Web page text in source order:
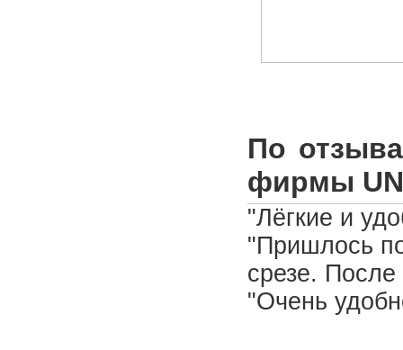
По
фирмы
"Лёгкие и
"Пришлось
срезе.
"Очень